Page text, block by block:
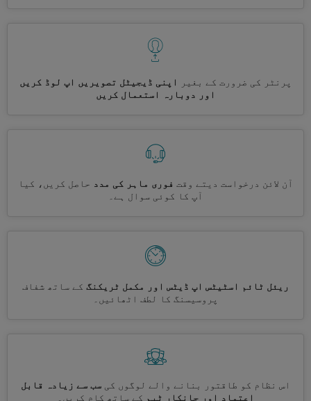
پرنٹر کی ضرورت کے بغیر
اپنی ڈیجیٹل تصویریں اپ لوڈ کریں
اور دوبارہ استعمال کریں
آن لائن درخواست دیتے وقت فوری ماہر کی مدد حاصل کریں، کیا
آپ کا کوئی سوال ہے۔
ریئل ٹائم اسٹیٹس اپ ڈیٹس اور مکمل ٹریکنگ کے ساتھ شفاف
پروسیسنگ کا لطف اٹھائیں۔
اس نظام کو طاقتور بنانے والے لوگوں کی سب سے زیادہ قابل
اعتماد اور جانکار ٹیم کے ساتھ کام کریں۔